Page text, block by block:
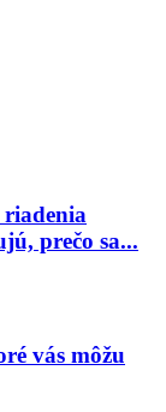
riadenia
prečo sa...
vás môžu